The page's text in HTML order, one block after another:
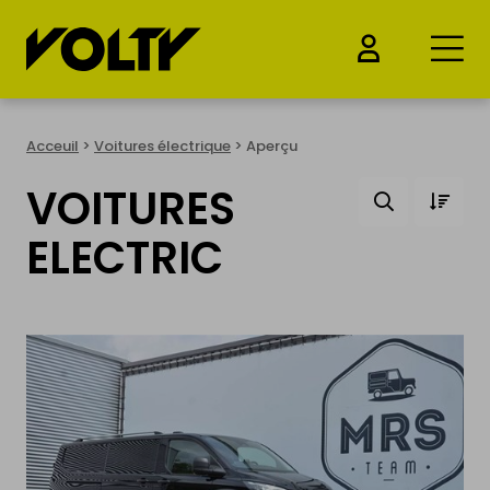
ACHETER
Voitures électrique
Motos électrique
Trottinettes électriques
Drones & Batteries
Acceuil > Voitures électrique > Aperçu
VOITURES
ELECTRIC